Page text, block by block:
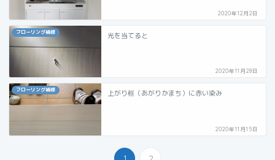
2020年12月2日
フローリング補修 光を当てると
2020年11月28日
フローリング補修 上がり框（あがりかまち）に赤い染み
2020年11月15日
1 2